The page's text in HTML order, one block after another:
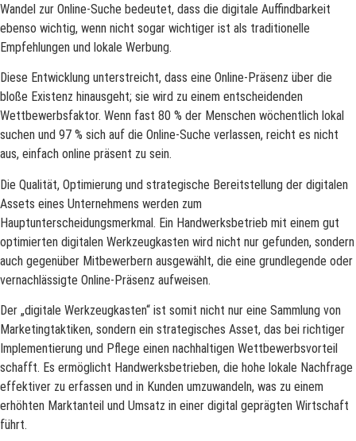
Wandel zur Online-Suche bedeutet, dass die digitale Auffindbarkeit
ebenso wichtig, wenn nicht sogar wichtiger ist als traditionelle
Empfehlungen und lokale Werbung.
Diese Entwicklung unterstreicht, dass eine Online-Präsenz über die
bloße Existenz hinausgeht; sie wird zu einem entscheidenden
Wettbewerbsfaktor. Wenn fast 80 % der Menschen wöchentlich lokal
suchen und 97 % sich auf die Online-Suche verlassen, reicht es nicht
aus, einfach online präsent zu sein.
Die Qualität, Optimierung und strategische Bereitstellung der digitalen
Assets eines Unternehmens werden zum
Hauptunterscheidungsmerkmal. Ein Handwerksbetrieb mit einem gut
optimierten digitalen Werkzeugkasten wird nicht nur gefunden, sondern
auch gegenüber Mitbewerbern ausgewählt, die eine grundlegende oder
vernachlässigte Online-Präsenz aufweisen.
Der „digitale Werkzeugkasten“ ist somit nicht nur eine Sammlung von
Marketingtaktiken, sondern ein strategisches Asset, das bei richtiger
Implementierung und Pflege einen nachhaltigen Wettbewerbsvorteil
schafft. Es ermöglicht Handwerksbetrieben, die hohe lokale Nachfrage
effektiver zu erfassen und in Kunden umzuwandeln, was zu einem
erhöhten Marktanteil und Umsatz in einer digital geprägten Wirtschaft
führt.